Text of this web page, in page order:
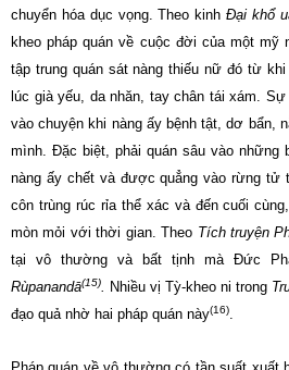
chuyển hóa dục vọng. Theo kinhĐại khổ
kheo pháp quán về cuộc đời của một
tập trung quán sát nàng thiếu nữ đó từ
lúc già yếu, da nhăn, tay chân tái xám.
vào chuyện khi nàng ấy bệnh tật, dơ bẩn,
mình. Đặc biệt, phải quán sâu vào những
nàng ấy chết và được quẳng vào rừng tử
côn trùng rúc rỉa thể xác và đến cuối
mòn mỏi với thời gian. Theo Tích truyện
tại vô thường và bất tịnh mà Đức
Rùpanandā(15). Nhiều vị Tỳ-kheo ni trong
đạo quả nhờ hai pháp quán này(16).